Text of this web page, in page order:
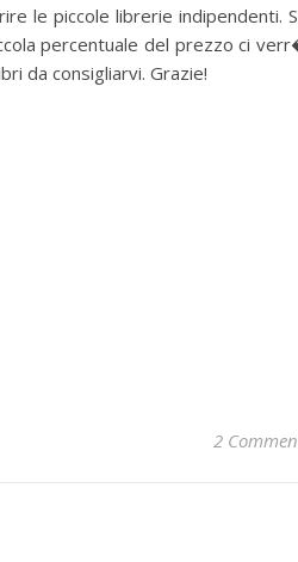
le piccole librerie indipendenti.
percentuale del prezzo ci
da consigliarvi. Grazie!
2